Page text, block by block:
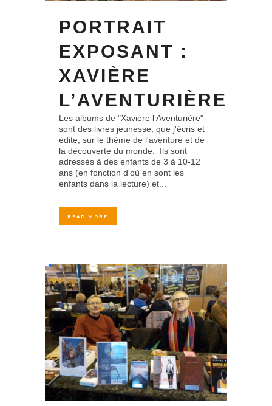
PORTRAIT
EXPOSANT :
XAVIÈRE
L’AVENTURIÈRE
Les albums de "Xavière l'Aventurière"
sont des livres jeunesse, que j'écris et
édite, sur le thème de l'aventure et de
la découverte du monde. Ils sont
adressés à des enfants de 3 à 10-12
ans (en fonction d'où en sont les
enfants dans la lecture) et...
READ MORE